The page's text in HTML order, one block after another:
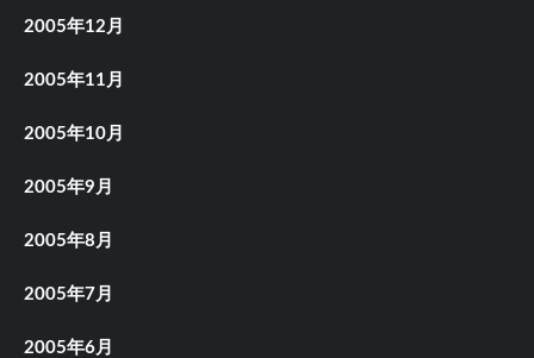
2005年12月
2005年11月
2005年10月
2005年9月
2005年8月
2005年7月
2005年6月